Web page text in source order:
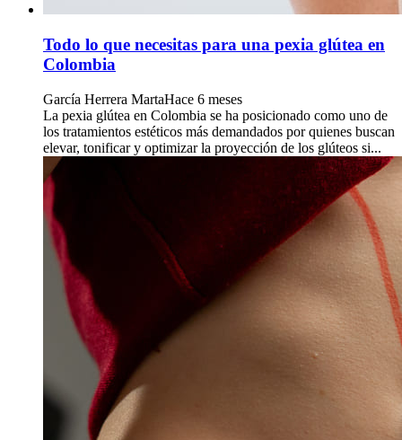
Todo lo que necesitas para una pexia glútea en
Colombia
García Herrera MartaHace 6 meses
La pexia glútea en Colombia se ha posicionado como uno de
los tratamientos estéticos más demandados por quienes buscan
elevar, tonificar y optimizar la proyección de los glúteos si...